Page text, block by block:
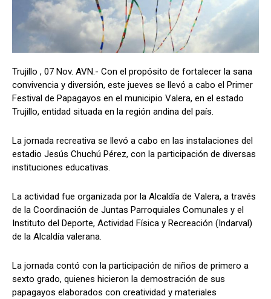
Trujillo , 07 Nov. AVN.- Con el propósito de fortalecer la sana
convivencia y diversión, este jueves se llevó a cabo el Primer
Festival de Papagayos en el municipio Valera, en el estado
Trujillo, entidad situada en la región andina del país.
La jornada recreativa se llevó a cabo en las instalaciones del
estadio Jesús Chuchú Pérez, con la participación de diversas
instituciones educativas.
La actividad fue organizada por la Alcaldía de Valera, a través
de la Coordinación de Juntas Parroquiales Comunales y el
Instituto del Deporte, Actividad Física y Recreación (Indarval)
de la Alcaldía valerana.
La jornada contó con la participación de niños de primero a
sexto grado, quienes hicieron la demostración de sus
papagayos elaborados con creatividad y materiales